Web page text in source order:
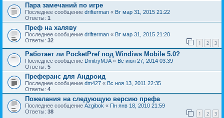
Пара замечаний по игре
Последнее сообщение drifterman « Вт мар 31, 2015 21:22
Ответы: 1
Преф на халяву
Последнее сообщение drifterman « Вт мар 31, 2015 21:20
Ответы: 32 1 2 3
Работает ли PocketPref под Windiws Mobile 5.0?
Последнее сообщение DmitryMJA « Вс июл 27, 2014 03:39
Ответы: 5
Преферанс для Андроид
Последнее сообщение dm427 « Вс ноя 13, 2011 22:35
Ответы: 4
Пожелания на следующую версию префа
Последнее сообщение Azgibok « Пн янв 18, 2010 21:59
Ответы: 38 1 2 3